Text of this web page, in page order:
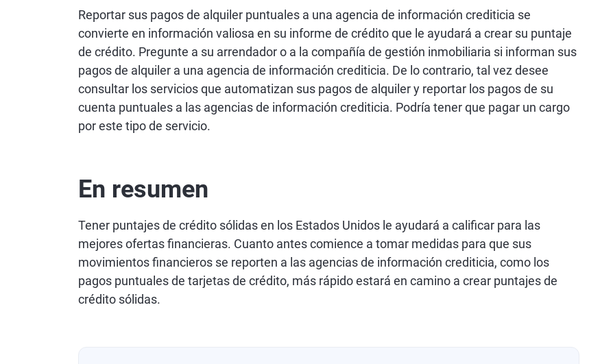
Reportar sus pagos de alquiler puntuales a una agencia de información crediticia se
convierte en información valiosa en su informe de crédito que le ayudará a crear su puntaje
de crédito. Pregunte a su arrendador o a la compañía de gestión inmobiliaria si informan sus
pagos de alquiler a una agencia de información crediticia. De lo contrario, tal vez desee
consultar los servicios que automatizan sus pagos de alquiler y reportar los pagos de su
cuenta puntuales a las agencias de información crediticia. Podría tener que pagar un cargo
por este tipo de servicio.
En resumen
Tener puntajes de crédito sólidas en los Estados Unidos le ayudará a calificar para las
mejores ofertas financieras. Cuanto antes comience a tomar medidas para que sus
movimientos financieros se reporten a las agencias de información crediticia, como los
pagos puntuales de tarjetas de crédito, más rápido estará en camino a crear puntajes de
crédito sólidas.